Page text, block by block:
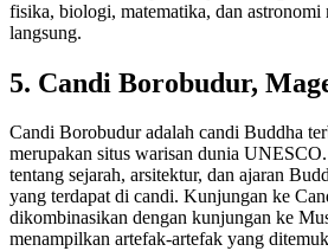
fisika, biologi, matematika, dan astronomi
langsung.
5. Candi Borobudur,
Candi Borobudur adalah candi Buddha
merupakan situs warisan dunia
tentang sejarah, arsitektur, dan ajaran
yang terdapat di candi. Kunjungan ke
dikombinasikan dengan kunjungan ke
menampilkan artefak-artefak yang